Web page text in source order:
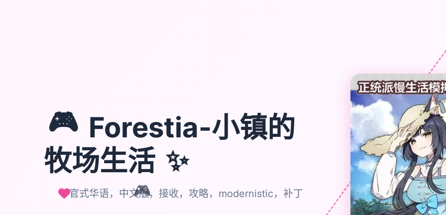
🎮
🎮 Forestia-小镇的
牧场生活 ✨
官式华语，中文版，接收，攻略，modernistic，补丁